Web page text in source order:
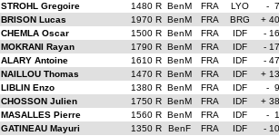
STROHL Gregoire 1480 R BenM FRA LYO
-
BRISON Lucas 1970 R BenM FRA BRG
+
CHEMLA Oscar 1500 R BenM FRA IDF
-
MOKRANI Rayan 1790 R BenM FRA IDF
-
ALARY Antoine 1610 R BenM FRA IDF
-
NAILLOU Thomas 1470 R BenM FRA IDF
+
LIBLIN Enzo 1380 R BenM FRA IDF
-
CHOSSON Julien 1750 R BenM FRA IDF
+
MASALLES Pierre 1560 R BenM FRA IDF
-
GATINEAU Mayuri 1350 R BenF FRA IDF
-